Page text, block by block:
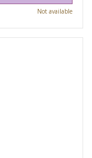
Not available